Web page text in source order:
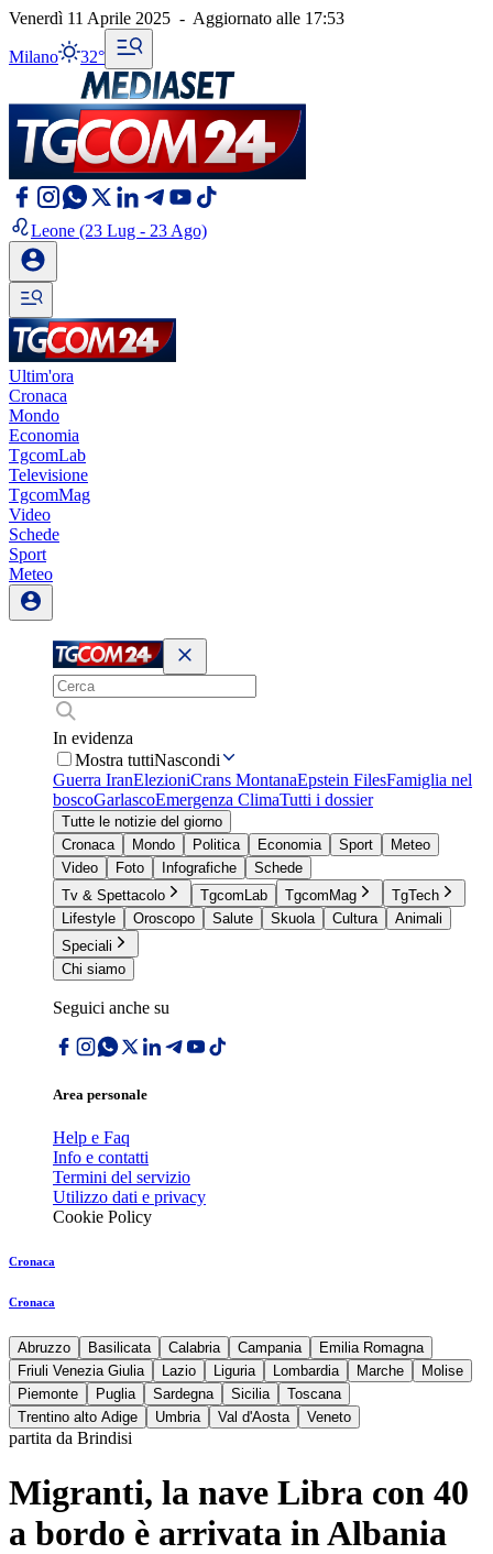
Venerdì 11 Aprile 2025 - Aggiornato alle 17:53
Milano 32°
Leone (23 Lug - 23 Ago)
Ultim'ora
Cronaca
Mondo
Economia
TgcomLab
Televisione
TgcomMag
Video
Schede
Sport
Meteo
In evidenza
Mostra tuttiNascondi
Guerra IranElezioniCrans MontanaEpstein FilesFamiglia nel
boscoGarlascoEmergenza ClimaTutti i dossier
Tutte le notizie del giorno
Cronaca
Mondo Politica Economia Sport
Meteo
Video
Foto Infografiche
Schede
Tv & Spettacolo
TgcomLab TgcomMag
TgTech
Lifestyle
Oroscopo Salute Skuola Cultura
Animali
Speciali
Chi siamo
Seguici anche su
Area personale
Help e Faq
Info e contatti
Termini del servizio
Utilizzo dati e privacy
Cookie Policy
Cronaca
Cronaca
Abruzzo Basilicata Calabria Campania
Emilia Romagna
Friuli Venezia Giulia
Lazio Liguria Lombardia Marche
Molise
Piemonte
Puglia Sardegna Sicilia
Toscana
Trentino alto Adige
Umbria Val d'Aosta Veneto
partita da Brindisi
Migranti, la nave Libra con 40
a bordo è arrivata in Albania